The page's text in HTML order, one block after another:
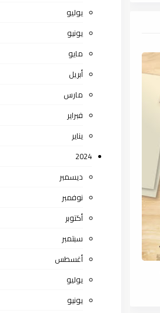
يوليو
يونيو
مايو
أبريل
مارس
فبراير
يناير
2024
ديسمبر
نوفمبر
أكتوبر
سبتمبر
أغسطس
يوليو
يونيو